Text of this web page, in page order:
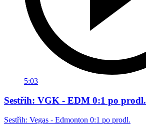
5:03
Sestřih: VGK - EDM 0:1 po prodl.
Sestřih: Vegas - Edmonton 0:1 po prodl.